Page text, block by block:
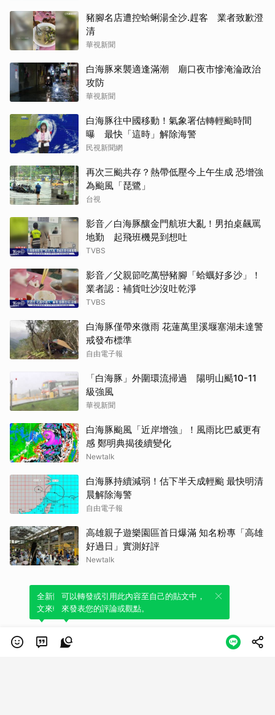
豬腳名店遭控蛤蜊湯全沙.趕客 業者致歉澄
清
華視新聞
白海豚來襲適逢滿潮 廟口夜市慘淹淪政治
攻防
華視新聞
白海豚往中國移動！氣象署估轉輕颱時間
曝 最快「這時」解除海警
民視新聞網
再次三颱共存？熱帶低壓今上午生成 恐增強
為颱風「琵鷺」
台視
影音／白海豚釀金門航班大亂！男拍桌飆罵
地勤 起飛班機晃到想吐
TVBS
影音／父親節吃萬巒豬腳「蛤蠣好多沙」！
業者認：補貨吐沙沒吐乾淨
TVBS
白海豚僅帶來微雨 花蓮萬里溪堰塞湖未達警
戒發布標準
自由電子報
「白海豚」外圍環流掃過 陽明山颳10-11
級強風
華視新聞
白海豚颱風「近岸增強」！風雨比巴威更有
感 鄭明典揭後續變化
Newtalk
白海豚持續減弱！估下半天成輕颱 最快明清
晨解除海警
自由電子報
高雄親子遊樂園區首日爆滿 知名粉專「高雄
好過日」實測好評
Newtalk
全新體驗！一鍵引用此內容，透過發布貼
文來輕鬆表達個人立場。
可以轉發或引用此內容至自己的貼文中，
來發表您的評論或觀點。